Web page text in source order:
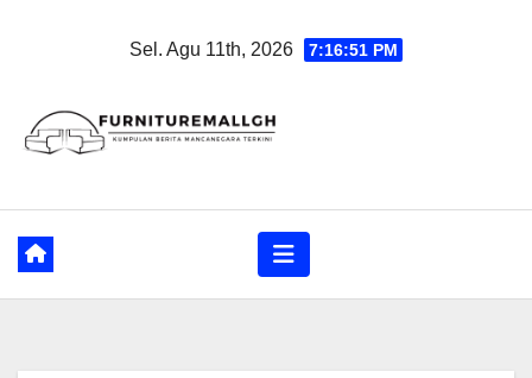
Sel. Agu 11th, 2026 7:16:52 PM